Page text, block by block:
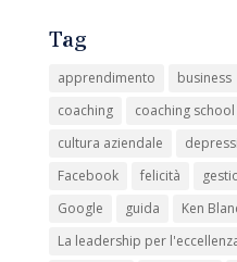
Tag
apprendimento business
coaching
coaching school
cultura aziendale
Facebook
felicità
Google
guida
Ken
La leadership per